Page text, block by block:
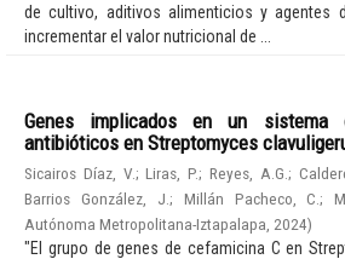
de cultivo, aditivos alimenticios y agentes
incrementar el valor nutricional de ...
Genes implicados en un sistema
antibióticos en Streptomyces
Sicairos Díaz, V.;Liras, P.;Reyes, A.G. ;
Barrios González, J. ; Millán Pacheco, C.;
Autónoma Metropolitana-Iztapalapa 2024)
"El grupo de genes de cefamicina C en